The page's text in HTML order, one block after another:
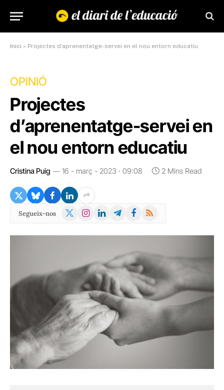
Inici » Projectes d’aprenentatge-servei en el nou entorn educatiu
OPINIÓ
Projectes
d’aprenentatge-servei en
el nou entorn educatiu
Cristina Puig 16 - març - 2023 · 09:08 2 Mins Read
Segueix-nos
X
Instagram
LinkedInTelegramFacebook
RSS